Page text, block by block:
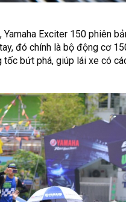
Yamaha Exciter 150 phiên
đó chính là bộ động cơ
tốc bứt phá, giúp lái xe có